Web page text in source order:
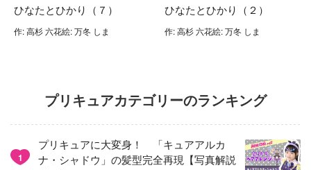
ひなたとひかり（７）
作: 高杉 六花絵: 万冬 しま
ひなたとひかり（２）
作: 高杉 六花絵: 万冬 しま
プリキュアカテゴリーのランキング
1
プリキュアに大変身！ 「キュアアルカ
ナ・シャドウ」の髪型完全再現【写真解説